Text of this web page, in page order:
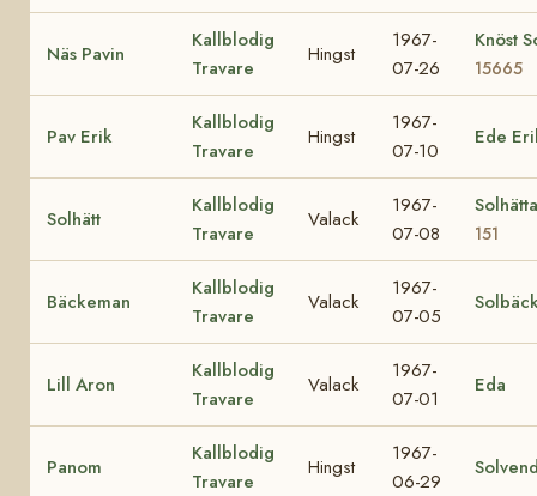
Näs Pavin
Kallblodig
Travare
Hingst
1967-
07-26
Knöst
15665
Pav Erik
Kallblodig
Travare
Hingst
1967-
07-10
Ede
Solhätt
Kallblodig
Travare
Valack
1967-
07-08
151
Bäckeman
Kallblodig
Travare
Valack
1967-
07-05
Lill Aron
Kallblodig
Travare
Valack
1967-
07-01
Eda
Panom
Kallblodig
Travare
Hingst
1967-
06-29